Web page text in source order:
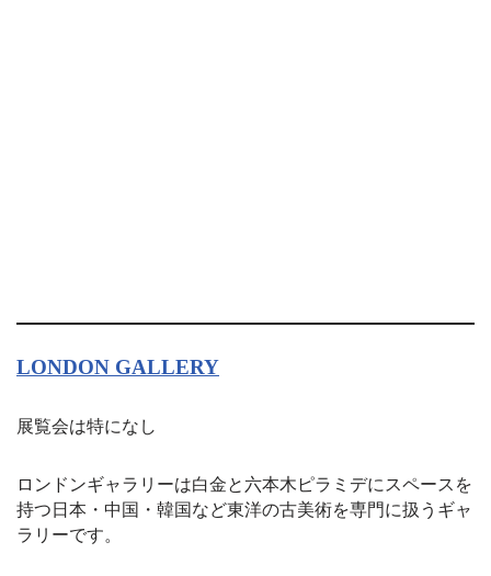
LONDON GALLERY
展覧会は特になし
ロンドンギャラリーは白金と六本木ピラミデにスペースを
持つ日本・中国・韓国など東洋の古美術を専門に扱うギャ
ラリーです。